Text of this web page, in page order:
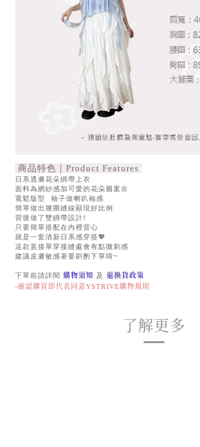
商品特色｜Product Features
日系透膚花朵綁帶上衣
面料為網紗感加可愛的花朵圖案🌼
寬鬆版型 袖子做喇叭袖感
簡單做出腰圍縫線顯現好比例
背後做了雙綁帶設計!
只要簡單搭配在內裡背心
就是一套清新日系感穿搭💖
這款直接單穿接縫處會有點微刺感
建議皮膚敏感著要斟酌下單唷~
下單前請詳閱 購物須知 及 退換貨政策
-確認購買即代表同意YSTRIVE購物規則
了解更多